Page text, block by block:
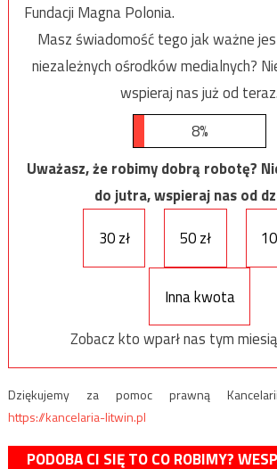
Fundacji Magna Polonia.
Masz świadomość tego jak ważne
niezależnych ośrodków medialnych?
wspieraj nas już od teraz.
8%
Uważasz, że robimy dobrą robotę?
do jutra, wspieraj nas od
30 zł
50 zł
Inna kwota
Zobacz kto wparł nas tym
Dziękujemy za pomoc prawną
https://kancelaria-litwin.pl
PODOBA CI SIĘ TO CO ROBIMY?